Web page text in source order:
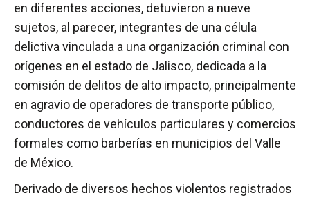
en diferentes acciones, detuvieron a nueve
sujetos, al parecer, integrantes de una célula
delictiva vinculada a una organización criminal con
orígenes en el estado de Jalisco, dedicada a la
comisión de delitos de alto impacto, principalmente
en agravio de operadores de transporte público,
conductores de vehículos particulares y comercios
formales como barberías en municipios del Valle
de México.
Derivado de diversos hechos violentos registrados